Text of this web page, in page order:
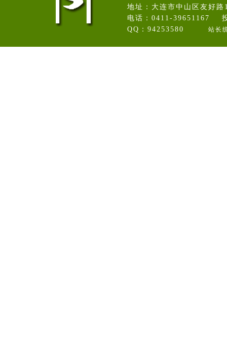
地址：大连市中山区友好
电话：0411-39651167
QQ：94253580 站长